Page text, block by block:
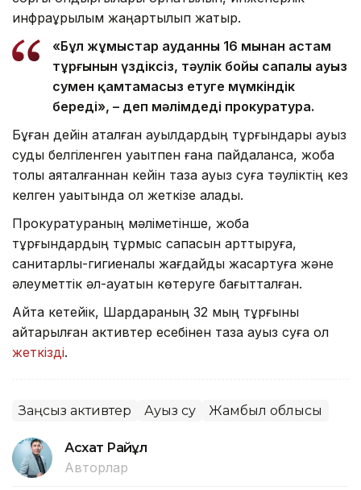
инфрақұрылым жаңартылып жатыр.
«Бұл жұмыстар ауданның 16 мыңнан астам
тұрғынын үздіксіз, тәулік бойы сапалы ауыз
сумен қамтамасыз етуге мүмкіндік
береді», – деп мәлімдеді прокуратура.
Бұған дейін аталған ауылдардың тұрғындары ауыз
суды белгіленген уақытпен ғана пайдаланса, жоба
толық аяқталғаннан кейін таза ауыз суға тәуліктің кез
келген уақытында қол жеткізе алады.
Прокуратураның мәліметінше, жоба
тұрғындардың тұрмыс сапасын арттыруға,
санитарлық-гигиеналық жағдайды жақсартуға және
әлеуметтік әл-ауқатын көтеруге бағытталған.
Айта кетейік, Шардараның 32 мың тұрғыны
қайтарылған активтер есебінен таза ауыз суға қол
жеткізді.
Заңсыз активтер Ауыз су Жамбыл облысы
Асхат Райқұл
Авторлар